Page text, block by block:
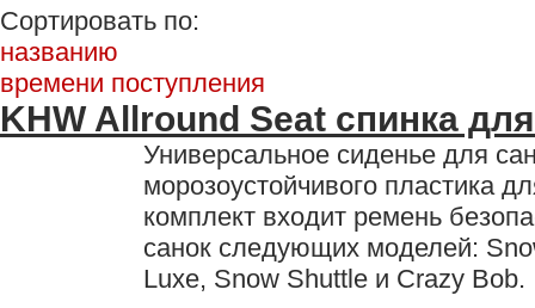
Сортировать по:
названию
времени поступления
KHW Allround Seat спинка
Универсальное сиденье для
морозоустойчивого пластика
комплект входит ремень
санок следующих моделей:
Luxe, Snow Shuttle и Crazy Bob.